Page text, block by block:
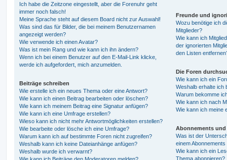
Ich habe die Zeitzone eingestellt, aber die Forenuhr geht
immer noch falsch!
Meine Sprache steht auf diesem Board nicht zur Auswahl!
Was sind das für Bilder, die bei meinem Benutzernamen
angezeigt werden?
Wie verwende ich einen Avatar?
Was ist mein Rang und wie kann ich ihn ändern?
Wenn ich bei einem Benutzer auf den E-Mail-Link klicke,
werde ich aufgefordert, mich anzumelden.
Beiträge schreiben
Wie erstelle ich ein neues Thema oder eine Antwort?
Wie kann ich einen Beitrag bearbeiten oder löschen?
Wie kann ich meinem Beitrag eine Signatur anfügen?
Wie kann ich eine Umfrage erstellen?
Wieso kann ich nicht mehr Antwortmöglichkeiten erstellen?
Wie bearbeite oder lösche ich eine Umfrage?
Warum kann ich auf bestimmte Foren nicht zugreifen?
Weshalb kann ich keine Dateianhänge anfügen?
Weshalb wurde ich verwarnt?
Wie kann ich Beiträge den Moderatoren melden?
Freunde und
Wozu benötige ich
Mitglieder?
Wie kann ich
der ignorierten
den Listen
Die Foren
Wie kann ich ein
Weshalb erhalte ich
Warum bekomme
Wie kann ich nach
Wie kann ich meine
Abonnements und
Was ist der
einem
Wie kann ich ein
Thema abonnieren?